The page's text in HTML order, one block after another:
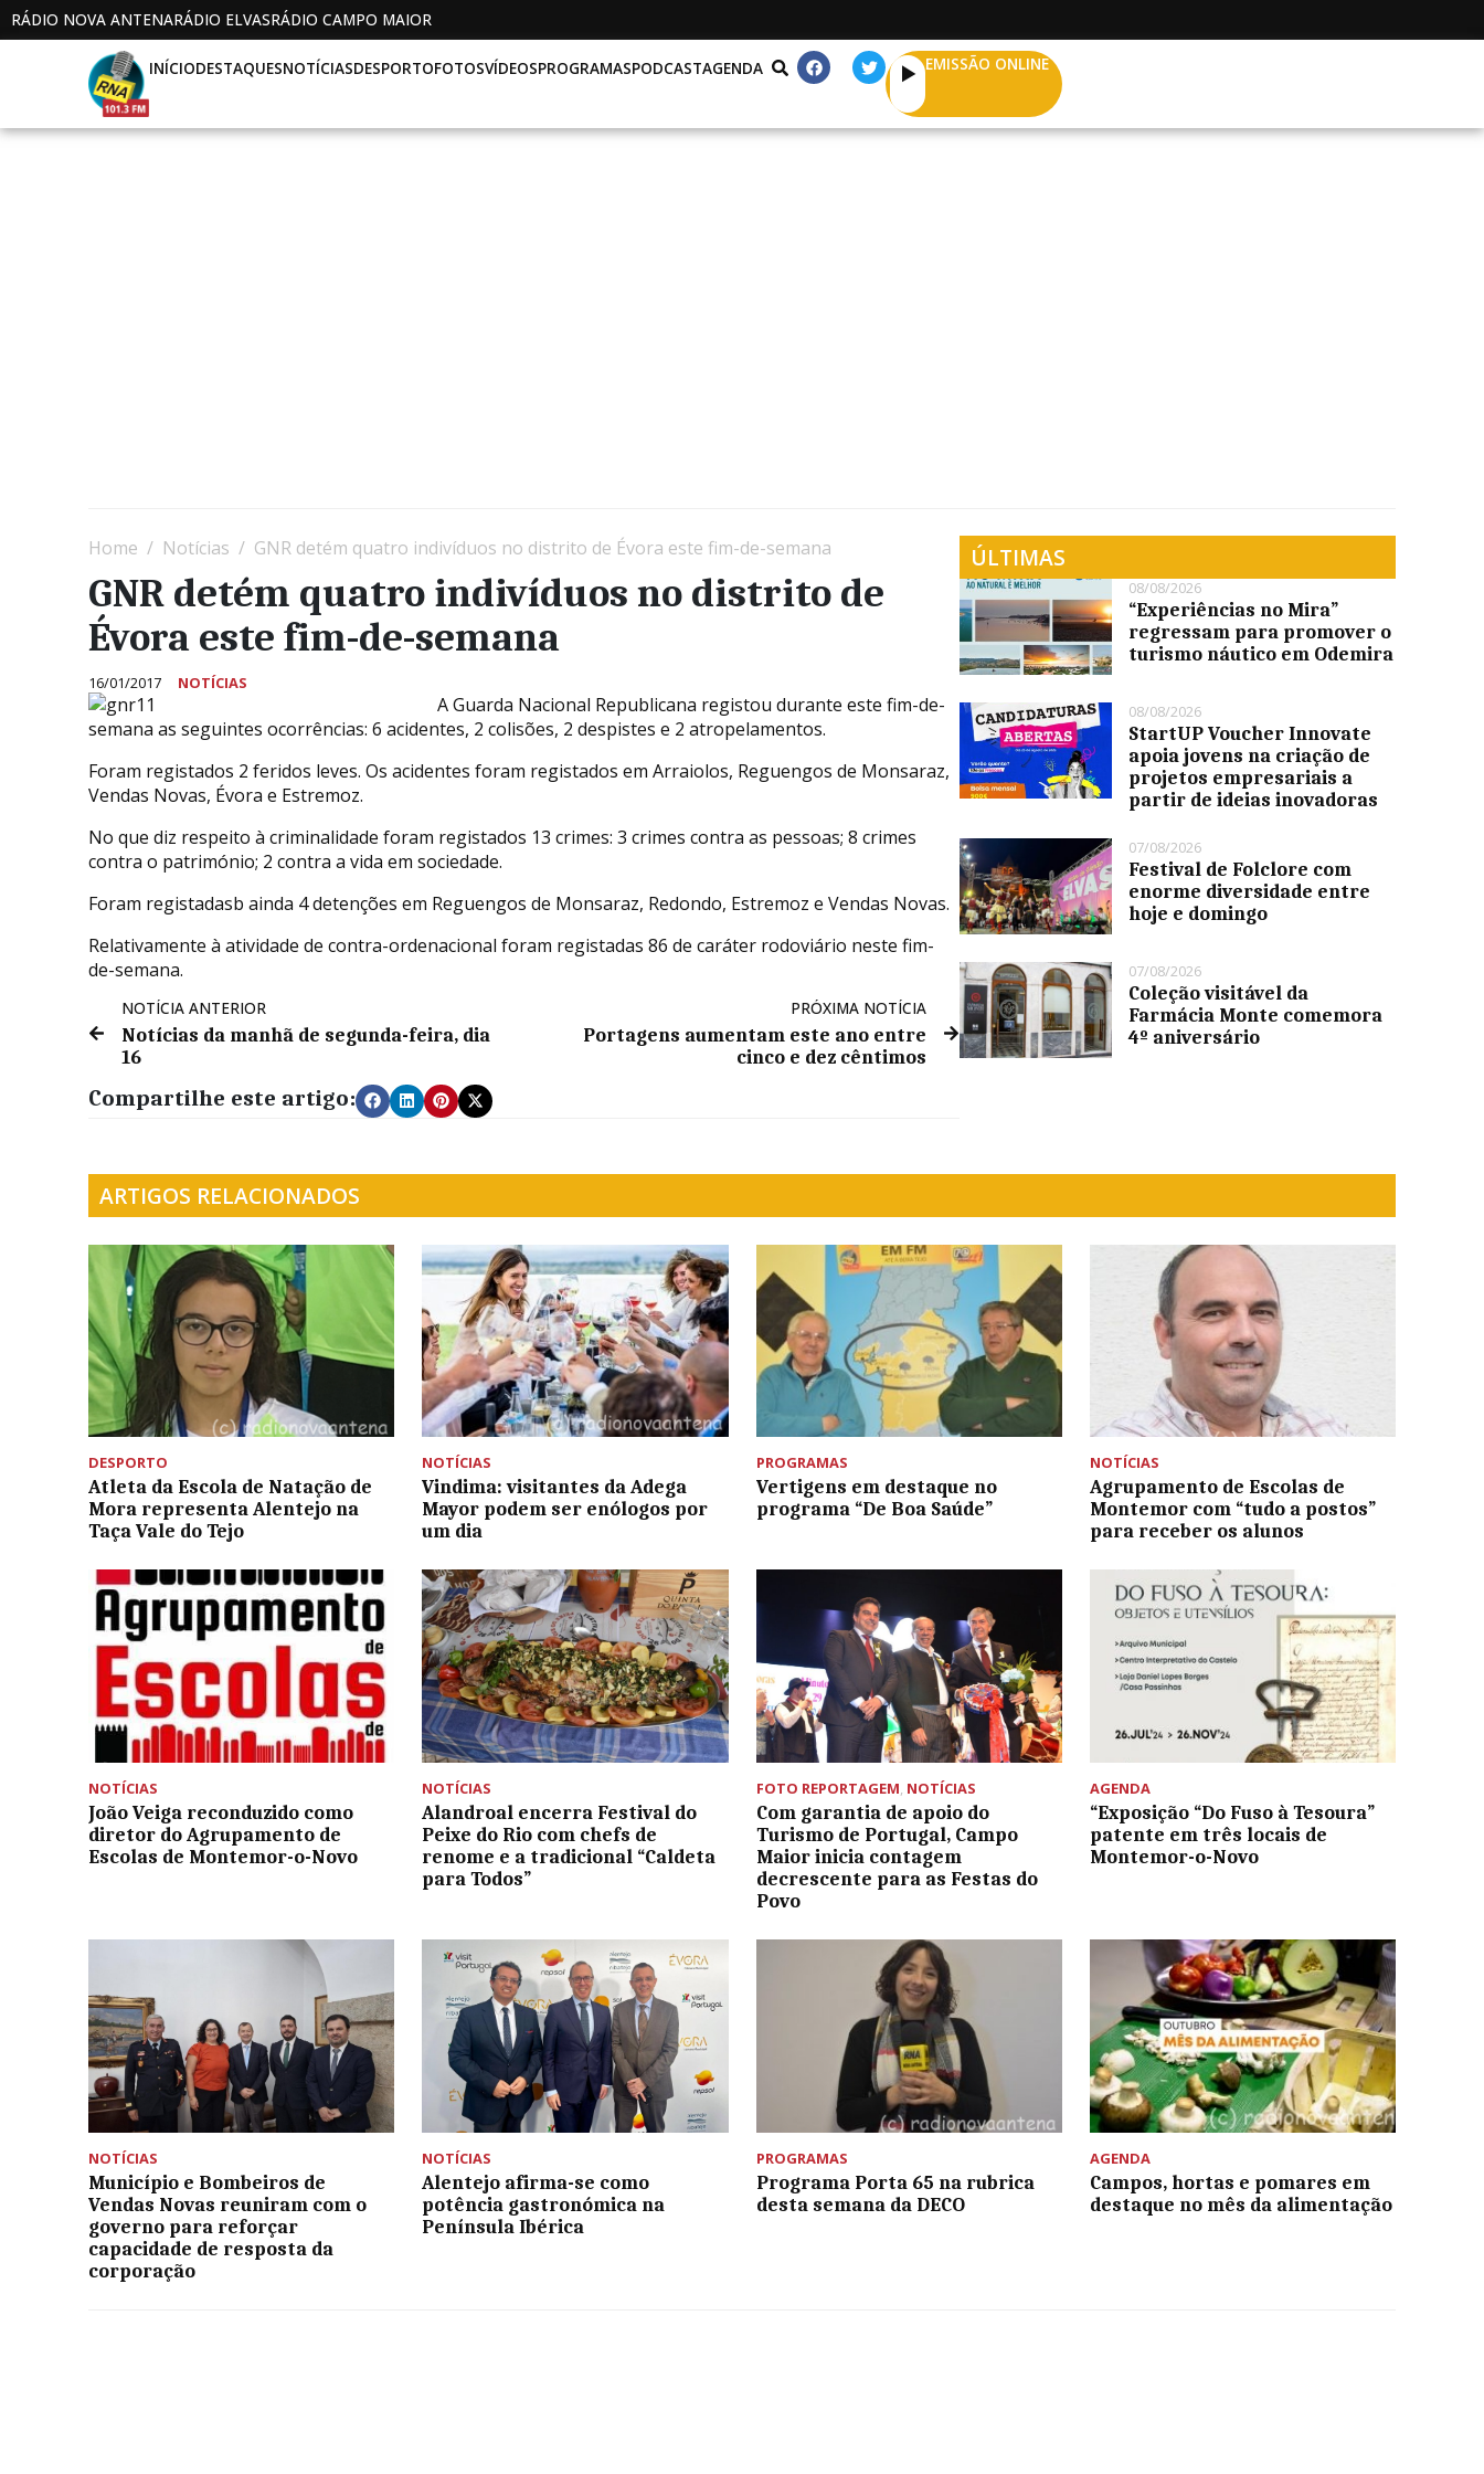
RÁDIO NOVA ANTENARÁDIO ELVASRÁDIO CAMPO MAIOR
INÍCIODESTAQUESNOTÍCIASDESPORTOFOTOSVÍDEOSPROGRAMASPODCASTAGENDA EMISSÃO ONLINE
Home Notícias GNR detém quatro indivíduos no distrito de Évora este fim-de-semana
GNR detém quatro indivíduos no distrito de
Évora este fim-de-semana
16/01/2017 NOTÍCIAS
A Guarda Nacional Republicana registou durante este fim-de-
semana as seguintes ocorrências: 6 acidentes, 2 colisões, 2 despistes e 2 atropelamentos.
Foram registados 2 feridos leves. Os acidentes foram registados em Arraiolos, Reguengos de Monsaraz,
Vendas Novas, Évora e Estremoz.
No que diz respeito à criminalidade foram registados 13 crimes: 3 crimes contra as pessoas; 8 crimes
contra o património; 2 contra a vida em sociedade.
Foram registadasb ainda 4 detenções em Reguengos de Monsaraz, Redondo, Estremoz e Vendas Novas.
Relativamente à atividade de contra-ordenacional foram registadas 86 de caráter rodoviário neste fim-
de-semana.
NOTÍCIA ANTERIOR
Notícias da manhã de segunda-feira, dia
16
PRÓXIMA NOTÍCIA
Portagens aumentam este ano entre
cinco e dez cêntimos
Compartilhe este artigo:
ÚLTIMAS
08/08/2026
“Experiências no Mira”
regressam para promover o
turismo náutico em Odemira
08/08/2026
StartUP Voucher Innovate
apoia jovens na criação de
projetos empresariais a
partir de ideias inovadoras
07/08/2026
Festival de Folclore com
enorme diversidade entre
hoje e domingo
07/08/2026
Coleção visitável da
Farmácia Monte comemora
4º aniversário
ARTIGOS RELACIONADOS
DESPORTO
Atleta da Escola de Natação de
Mora representa Alentejo na
Taça Vale do Tejo
NOTÍCIAS
Vindima: visitantes da Adega
Mayor podem ser enólogos por
um dia
PROGRAMAS
Vertigens em destaque no
programa “De Boa Saúde”
NOTÍCIAS
Agrupamento de Escolas de
Montemor com “tudo a postos”
para receber os alunos
NOTÍCIAS
João Veiga reconduzido como
diretor do Agrupamento de
Escolas de Montemor-o-Novo
NOTÍCIAS
Alandroal encerra Festival do
Peixe do Rio com chefs de
renome e a tradicional “Caldeta
para Todos”
FOTO REPORTAGEM, NOTÍCIAS
Com garantia de apoio do
Turismo de Portugal, Campo
Maior inicia contagem
decrescente para as Festas do
Povo
AGENDA
“Exposição “Do Fuso à Tesoura”
patente em três locais de
Montemor-o-Novo
NOTÍCIAS
Município e Bombeiros de
Vendas Novas reuniram com o
governo para reforçar
capacidade de resposta da
corporação
NOTÍCIAS
Alentejo afirma-se como
potência gastronómica na
Península Ibérica
PROGRAMAS
Programa Porta 65 na rubrica
desta semana da DECO
AGENDA
Campos, hortas e pomares em
destaque no mês da alimentação